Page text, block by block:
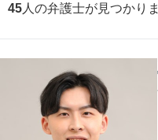
45 人の弁護士が見つかり